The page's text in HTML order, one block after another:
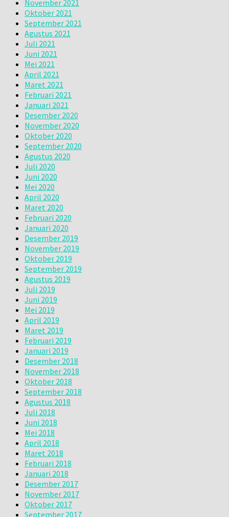
November 2021
Oktober 2021
September 2021
Agustus 2021
Juli 2021
Juni 2021
Mei 2021
April 2021
Maret 2021
Februari 2021
Januari 2021
Desember 2020
November 2020
Oktober 2020
September 2020
Agustus 2020
Juli 2020
Juni 2020
Mei 2020
April 2020
Maret 2020
Februari 2020
Januari 2020
Desember 2019
November 2019
Oktober 2019
September 2019
Agustus 2019
Juli 2019
Juni 2019
Mei 2019
April 2019
Maret 2019
Februari 2019
Januari 2019
Desember 2018
November 2018
Oktober 2018
September 2018
Agustus 2018
Juli 2018
Juni 2018
Mei 2018
April 2018
Maret 2018
Februari 2018
Januari 2018
Desember 2017
November 2017
Oktober 2017
September 2017